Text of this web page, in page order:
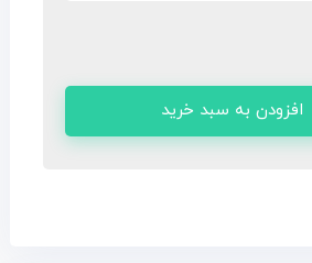
افزودن به سبد خرید